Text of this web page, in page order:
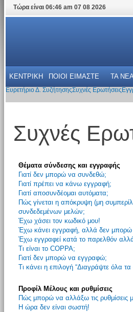
Τώρα είναι 06:46 am 07 08 2026
ΚΕΝΤΡΙΚΗ ΠΟΙΟΙ ΕΙΜΑΣΤΕ ΤΑ
Ευρετήριο Δ. ΣυζήτησηςΣυχνές Ερωτήσεις
Συχνές
Θέματα σύνδεσης και εγγραφής
Γιατί δεν μπορώ να συνδεθώ;
Γιατί πρέπει να κάνω εγγραφή;
Γιατί αποσυνδέομαι αυτόματα;
Πώς γίνεται η απόκρυψη (μη
συνδεδεμένων μελών;
Έχω χάσει τον κωδικό μου!
Έχω κάνει εγγραφή, αλλά δεν
Έχω εγγραφεί κατά το παρελθόν
Τι είναι το COPPA;
Γιατί δεν μπορώ να εγγραφώ;
Τι κάνει η επιλογή “Διαγράψτε όλα
Προφίλ Μέλους και ρυθμίσεις
Πώς μπορώ να αλλάξω τις ρυθμίσεις
Η ώρα δεν είναι σωστή!